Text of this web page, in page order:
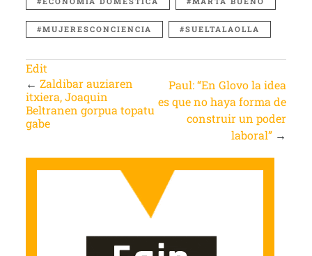
MUJERESCONCIENCIA SUELTALAOLLA
Edit
← Zaldibar auziaren
itxiera, Joaquin
Beltranen gorpua topatu
gabe
Paul: “En Glovo la idea
es que no haya forma de
construir un poder
laboral” →